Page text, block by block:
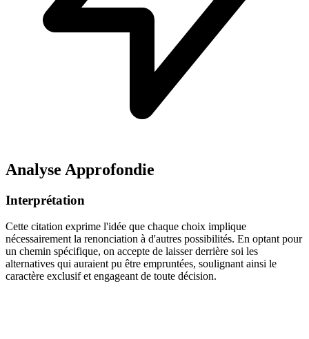
Analyse Approfondie
Interprétation
Cette citation exprime l'idée que chaque choix implique
nécessairement la renonciation à d'autres possibilités. En optant pour
un chemin spécifique, on accepte de laisser derrière soi les
alternatives qui auraient pu être empruntées, soulignant ainsi le
caractère exclusif et engageant de toute décision.